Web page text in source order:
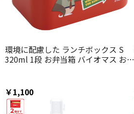
環境に配慮した ランチボックス S
320ml 1段 お弁当箱 バイオマス おし
ィ ディズニー
￥1,100